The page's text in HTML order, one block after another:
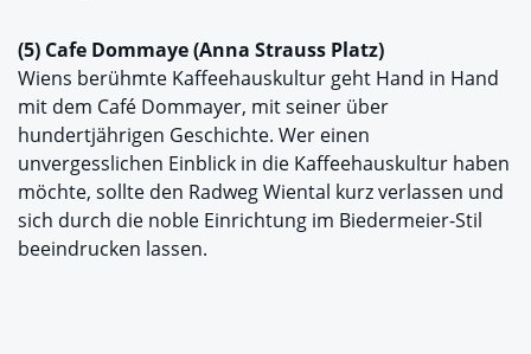
(5) Cafe Dommaye (Anna Strauss Platz)
Wiens berühmte Kaffeehauskultur geht Hand in Hand
mit dem Café Dommayer, mit seiner über
hundertjährigen Geschichte. Wer einen
unvergesslichen Einblick in die Kaffeehauskultur haben
möchte, sollte den Radweg Wiental kurz verlassen und
sich durch die noble Einrichtung im Biedermeier-Stil
beeindrucken lassen.